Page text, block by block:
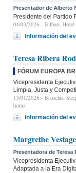
Presentador de Alberto
Presidente del Partido
04/03/2026 - Bilbao, Hotel
Información del
Teresa Ribera
FÓRUM EUROPA
Vicepresidenta
Limpia, Justa y
13/01/2026 - Bruselas,
horas
Información del
Margrethe
Presentadora de Teresa
Vicepresidenta
Adaptada a la Era